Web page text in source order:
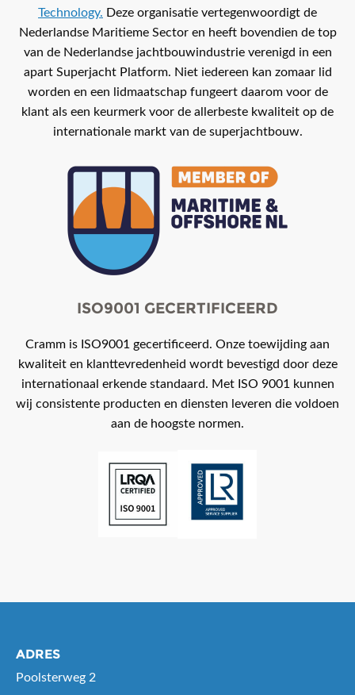
Technology. Deze organisatie vertegenwoordigt de
Nederlandse Maritieme Sector en heeft bovendien de top
van de Nederlandse jachtbouwindustrie verenigd in een
apart Superjacht Platform. Niet iedereen kan zomaar lid
worden en een lidmaatschap fungeert daarom voor de
klant als een keurmerk voor de allerbeste kwaliteit op de
internationale markt van de superjachtbouw.
ISO9001 GECERTIFICEERD
Cramm is ISO9001 gecertificeerd. Onze toewijding aan
kwaliteit en klanttevredenheid wordt bevestigd door deze
internationaal erkende standaard. Met ISO 9001 kunnen
wij consistente producten en diensten leveren die voldoen
aan de hoogste normen.
ADRES
Poolsterweg 2